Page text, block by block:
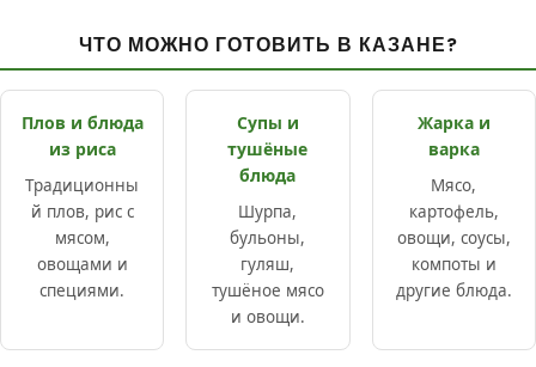
ЧТО МОЖНО ГОТОВИТЬ В КАЗАНЕ?
Плов и блюда
из риса
Традиционны
й плов, рис с
мясом,
овощами и
специями.
Супы и
тушёные
блюда
Шурпа,
бульоны,
гуляш,
тушёное мясо
и овощи.
Жарка и
варка
Мясо,
картофель,
овощи, соусы,
компоты и
другие блюда.